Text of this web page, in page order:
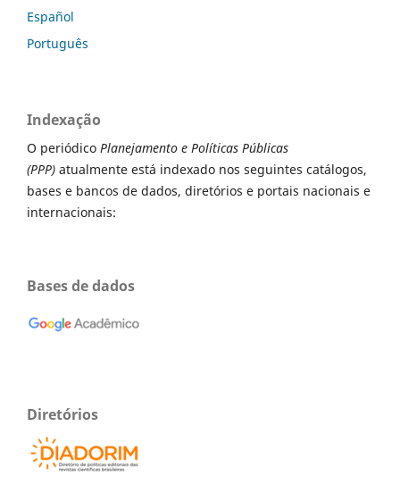
Español
Português
Indexação
O periódico Planejamento e Políticas Públicas
(PPP) atualmente está indexado nos seguintes catálogos,
bases e bancos de dados, diretórios e portais nacionais e
internacionais:
Bases de dados
Diretórios